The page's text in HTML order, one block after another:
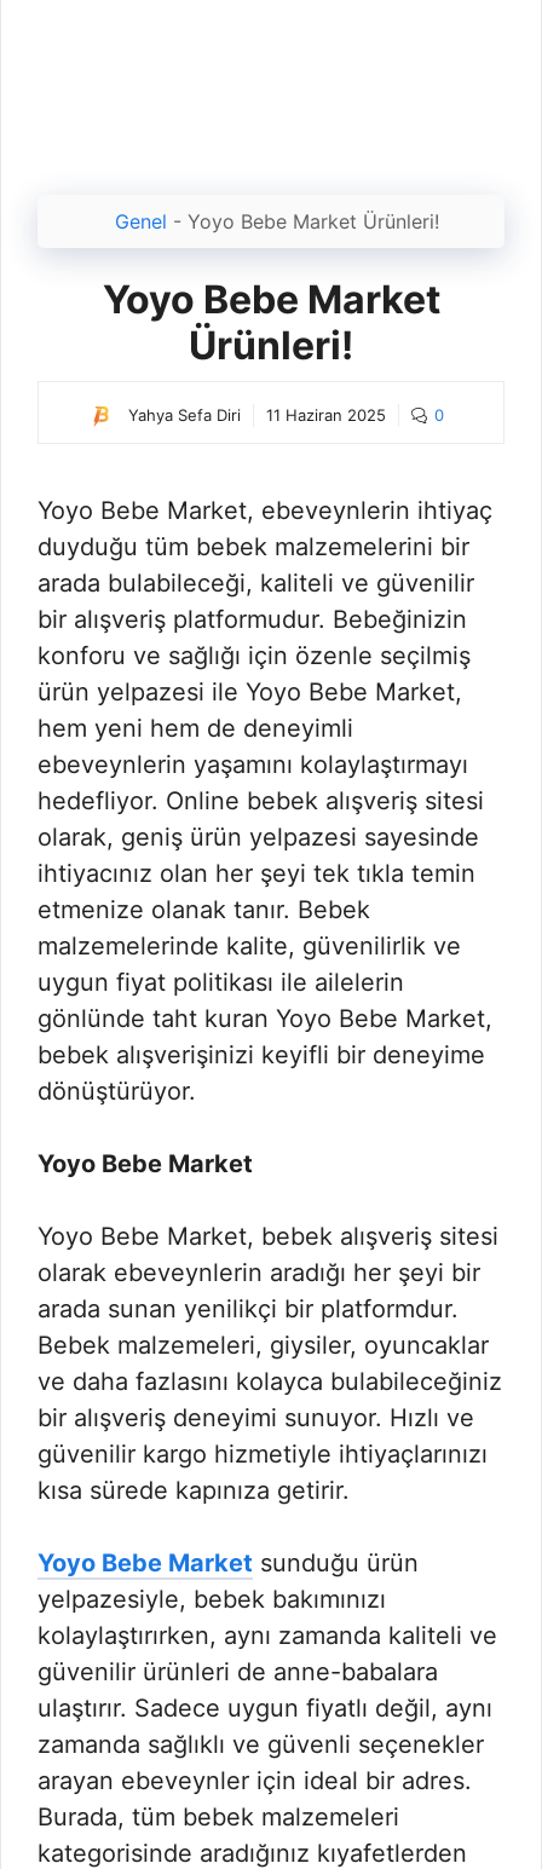
Genel - Yoyo Bebe Market Ürünleri!
Yoyo Bebe Market
Ürünleri!
Yahya Sefa Diri 11 Haziran 2025 0
Yoyo Bebe Market, ebeveynlerin ihtiyaç
duyduğu tüm bebek malzemelerini bir
arada bulabileceği, kaliteli ve güvenilir
bir alışveriş platformudur. Bebeğinizin
konforu ve sağlığı için özenle seçilmiş
ürün yelpazesi ile Yoyo Bebe Market,
hem yeni hem de deneyimli
ebeveynlerin yaşamını kolaylaştırmayı
hedefliyor. Online bebek alışveriş sitesi
olarak, geniş ürün yelpazesi sayesinde
ihtiyacınız olan her şeyi tek tıkla temin
etmenize olanak tanır. Bebek
malzemelerinde kalite, güvenilirlik ve
uygun fiyat politikası ile ailelerin
gönlünde taht kuran Yoyo Bebe Market,
bebek alışverişinizi keyifli bir deneyime
dönüştürüyor.
Yoyo Bebe Market
Yoyo Bebe Market, bebek alışveriş sitesi
olarak ebeveynlerin aradığı her şeyi bir
arada sunan yenilikçi bir platformdur.
Bebek malzemeleri, giysiler, oyuncaklar
ve daha fazlasını kolayca bulabileceğiniz
bir alışveriş deneyimi sunuyor. Hızlı ve
güvenilir kargo hizmetiyle ihtiyaçlarınızı
kısa sürede kapınıza getirir.
Yoyo Bebe Market sunduğu ürün
yelpazesiyle, bebek bakımınızı
kolaylaştırırken, aynı zamanda kaliteli ve
güvenilir ürünleri de anne-babalara
ulaştırır. Sadece uygun fiyatlı değil, aynı
zamanda sağlıklı ve güvenli seçenekler
arayan ebeveynler için ideal bir adres.
Burada, tüm bebek malzemeleri
kategorisinde aradığınız kıyafetlerden